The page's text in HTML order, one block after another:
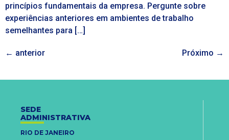
princípios fundamentais da empresa. Pergunte sobre
experiências anteriores em ambientes de trabalho
semelhantes para […]
← anterior Próximo →
SEDE
ADMINISTRATIVA
RIO DE JANEIRO